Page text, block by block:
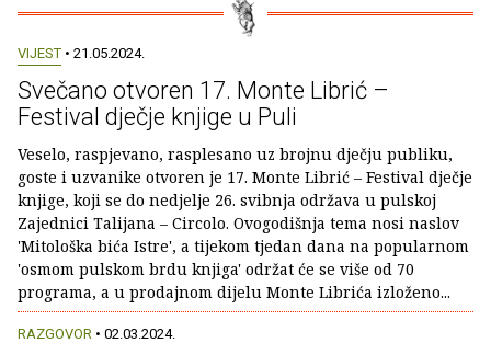
VIJEST • 21.05.2024.
Svečano otvoren 17. Monte Librić –
Festival dječje knjige u Puli
Veselo, raspjevano, rasplesano uz brojnu dječju publiku,
goste i uzvanike otvoren je 17. Monte Librić – Festival dječje
knjige, koji se do nedjelje 26. svibnja održava u pulskoj
Zajednici Talijana – Circolo. Ovogodišnja tema nosi naslov
'Mitološka bića Istre', a tijekom tjedan dana na popularnom
'osmom pulskom brdu knjiga' održat će se više od 70
programa, a u prodajnom dijelu Monte Librića izloženo...
RAZGOVOR • 02.03.2024.